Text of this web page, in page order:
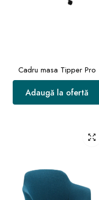
Cadru masa Tipper Pro
Adaugă la ofertă